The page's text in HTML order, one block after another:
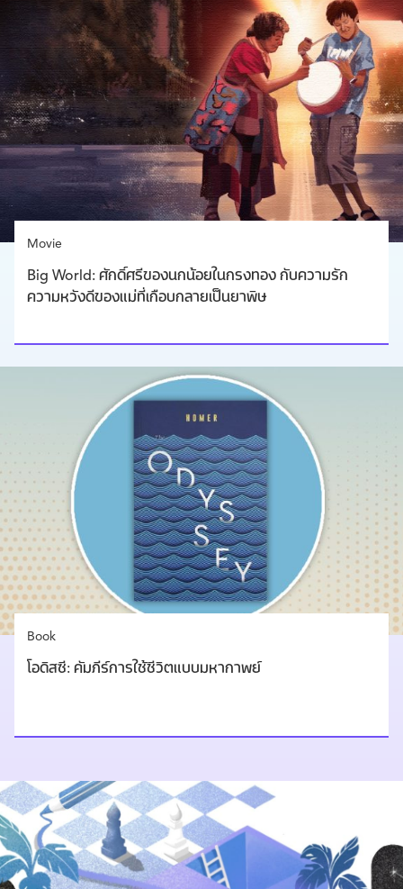
Movie
Big World: ศักดิ์ศรีของนกน้อยในกรงทอง กับความรัก
ความหวังดีของแม่ที่เกือบกลายเป็นยาพิษ
Book
โอดิสซี: คัมภีร์การใช้ชีวิตแบบมหากาพย์